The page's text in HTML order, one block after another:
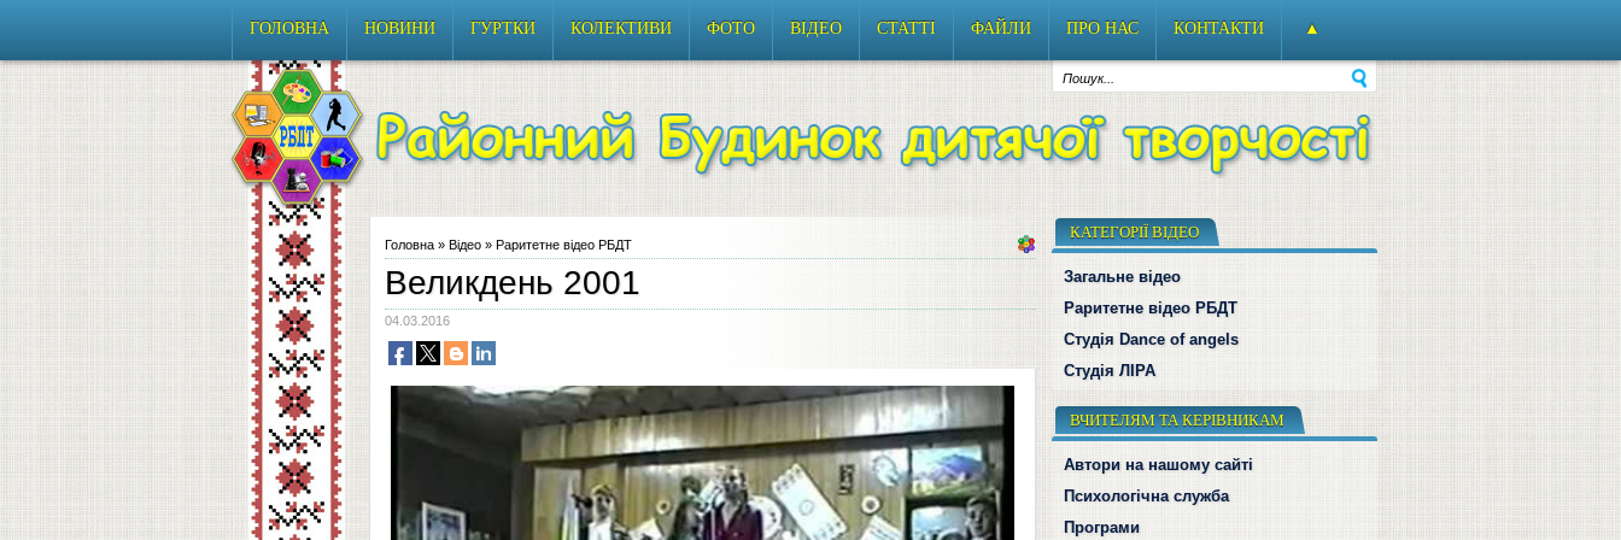
ГОЛОВНА НОВИНИ ГУРТКИ КОЛЕКТИВИ ФОТО ВІДЕО СТАТТІ ФАЙЛИ ПРО НАС КОНТАКТИ ▲
Головна » Відео » Раритетне відео РБДТ
Великдень 2001
04.03.2016
КАТЕГОРІЇ ВІДЕО
Загальне відео
Раритетне відео РБДТ
Студія Dance of angels
Студія ЛІРА
ВЧИТЕЛЯМ ТА КЕРІВНИКАМ
Автори на нашому сайті
Психологічна служба
Програми